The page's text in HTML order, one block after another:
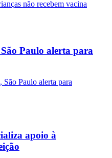
Paulo alerta para
apoio à